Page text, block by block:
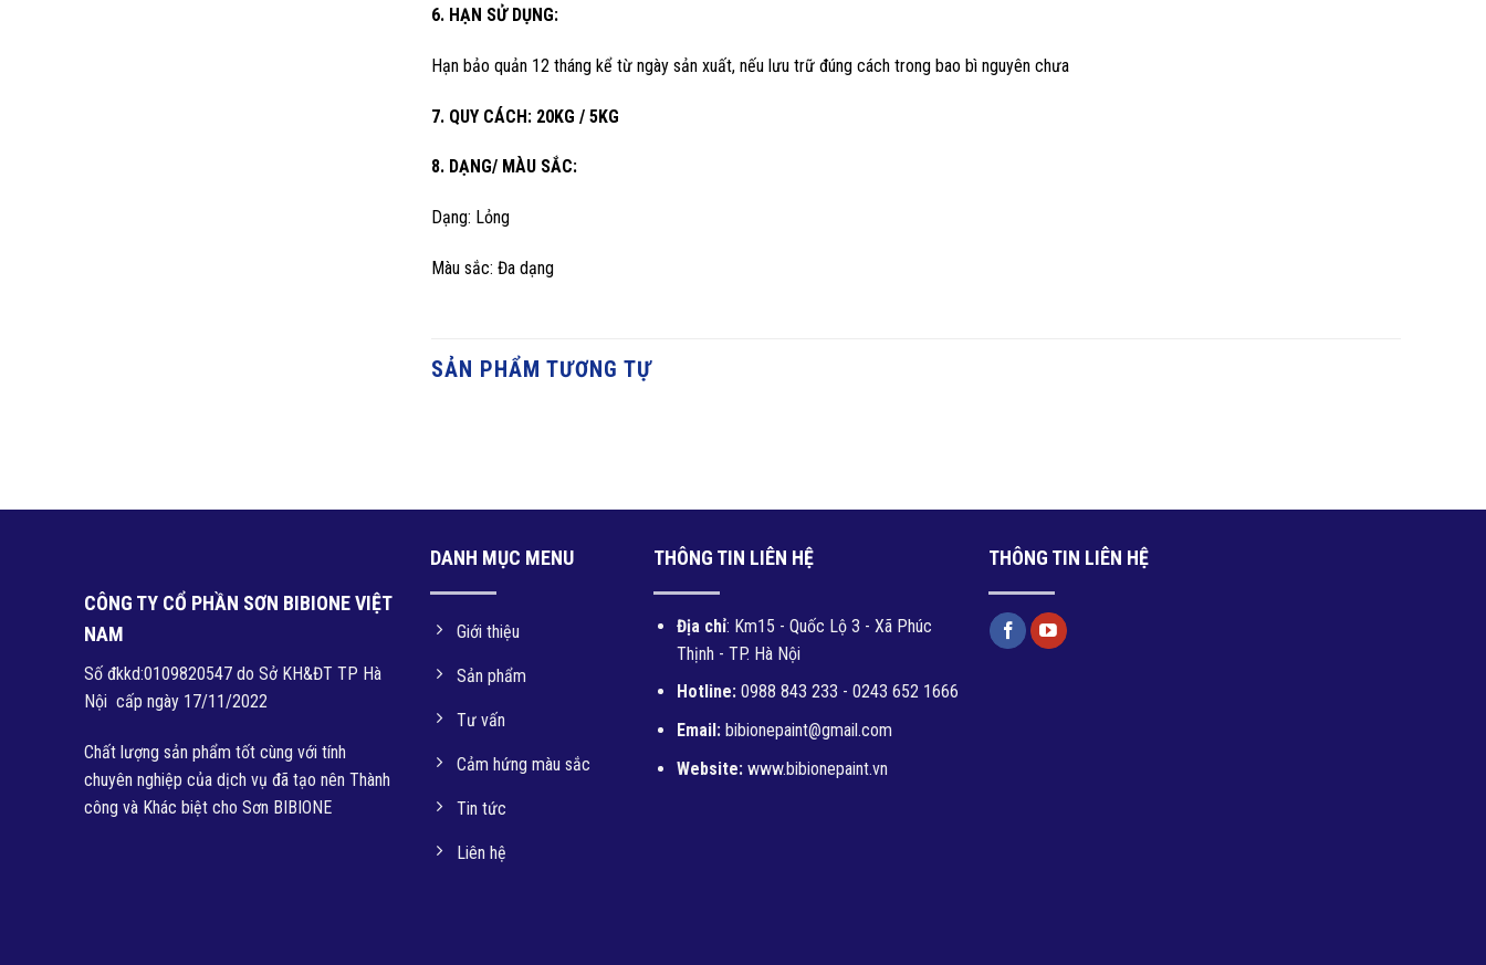
6. HẠN SỬ DỤNG:
Hạn bảo quản 12 tháng kể từ ngày sản xuất, nếu lưu trữ đúng cách trong bao bì nguyên chưa
7. QUY CÁCH: 20KG / 5KG
8. DẠNG/ MÀU SẮC:
Dạng: Lỏng
Màu sắc: Đa dạng
SẢN PHẨM TƯƠNG TỰ
Vữa Ngăn Nước Tức Thời BI
Giá: Liên hệ
CÔNG TY CỔ PHẦN SƠN BIBIONE VIỆT
NAM
Số đkkd:0109820547 do Sở KH&ĐT TP Hà
Nội cấp ngày 17/11/2022
Chất lượng sản phẩm tốt cùng với tính
chuyên nghiệp của dịch vụ đã tạo nên Thành
công và Khác biệt cho Sơn BIBIONE
DANH MỤC MENU
Giới thiệu
Sản phẩm
Tư vấn
Cảm hứng màu sắc
Tin tức
Liên hệ
THÔNG TIN LIÊN HỆ
Địa chỉ: Km15 - Quốc Lộ 3 - Xã Phúc
Thịnh - TP. Hà Nội
Hotline: 0988 843 233 - 0243 652 1666
Email:bibionepaint@gmail.com
Website:www.bibionepaint.vn
THÔNG TIN LIÊN HỆ